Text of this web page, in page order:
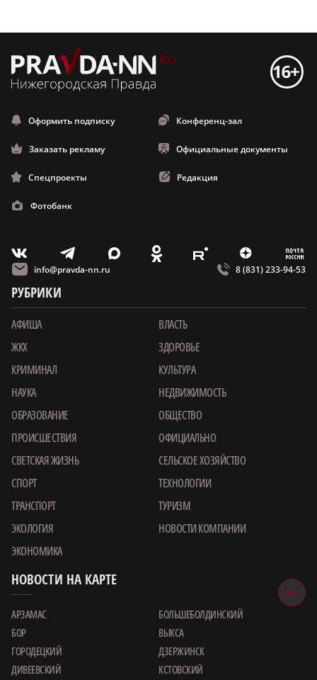
Оформить подписку Конференц-зал
Заказать рекламу Официальные документы
Спецпроекты Редакция
Фотобанк
V T X O E Z m
info@pravda-nn.ru 8 (831) 233-94-53
РУБРИКИ
АФИША
ВЛАСТЬ
ЖКХ
ЗДОРОВЬЕ
КРИМИНАЛ
КУЛЬТУРА
НАУКА
НЕДВИЖИМОСТЬ
ОБРАЗОВАНИЕ
ОБЩЕСТВО
ПРОИСШЕСТВИЯ
ОФИЦИАЛЬНО
СВЕТСКАЯ ЖИЗНЬ
СЕЛЬСКОЕ ХОЗЯЙСТВО
СПОРТ
ТЕХНОЛОГИИ
ТРАНСПОРТ
ТУРИЗМ
ЭКОЛОГИЯ
НОВОСТИ КОМПАНИИ
ЭКОНОМИКА
НОВОСТИ НА КАРТЕ
АРЗАМАС
БОЛЬШЕБОЛДИНСКИЙ
БОР
ВЫКСА
ГОРОДЕЦКИЙ
ДЗЕРЖИНСК
ДИВЕЕВСКИЙ
КСТОВСКИЙ